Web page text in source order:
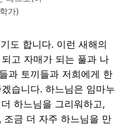
가)
도 합니다. 이런 새해의
고 자매가 되는 풀과 나
과 토끼들과 저희에게 한
습니다. 하느님은 임마누
하느님을 그리워하고,
조금 더 자주 하느님을 만